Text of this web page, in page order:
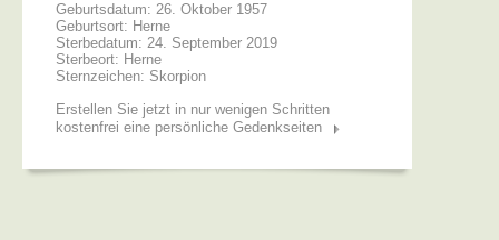
Geburtsdatum: 26. Oktober 1957
Geburtsort: Herne
Sterbedatum: 24. September 2019
Sterbeort: Herne
Sternzeichen: Skorpion
Erstellen Sie jetzt in nur wenigen Schritten
kostenfrei eine persönliche Gedenkseiten